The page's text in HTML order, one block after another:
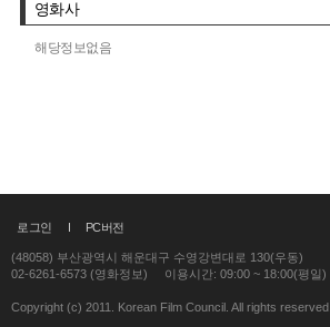
영화사
해당정보없음
로그인 PC버전
(48058) 부산광역시 해운대구 수영강변대로 130(우동)
02-6261-6573 (영화정보)
이용시간: 09:00 ~ 18:00(평일)
Copyright (c) 2011. Korean Film Council. All rights reserved.